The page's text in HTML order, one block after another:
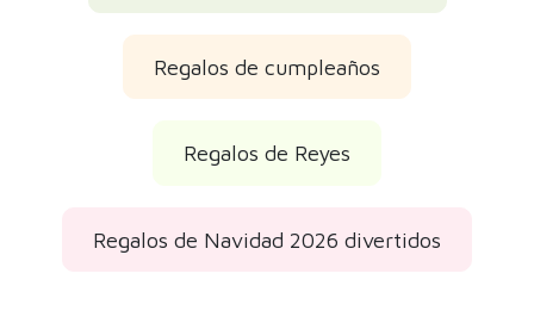
Regalos de cumpleaños
Regalos de Reyes
Regalos de Navidad 2026 divertidos